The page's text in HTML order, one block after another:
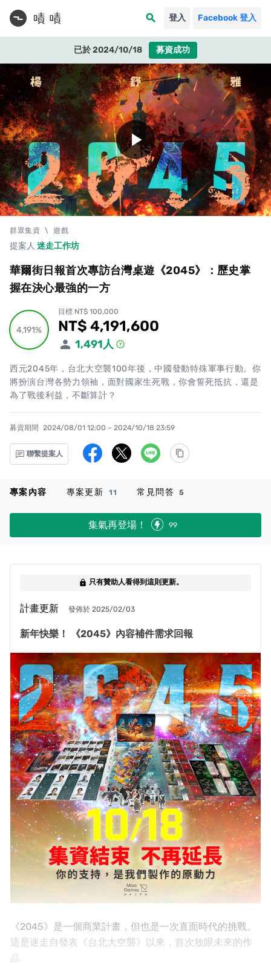
search 登入 Facebook 登入
已於 2024/10/18 募資成功
play_arrow
群眾集資 \ 遊戲
提案人 迷走工作坊
華爾街日報首次專訪台灣桌遊《2045》：歷史掌
握在決心最強的一方
4,191%
4,191%
目標 NT$ 100,000
累計集資金額
NT$ 4,191,600
1,491人
西元2045年，台北大空襲100年後，中國發動特殊軍事行動。你
將扮演台灣各勢力領袖，面對國家生死戰，你會誓死抵抗，還是
為了戰後利益，不斷算計？
募資期間 2024/08/01 12:00 – 2024/10/18 23:59
聯繫提案人
專案內容 專案更新 11 常見問答 5
集氣再登場！ 99
lock 只有贊助人看得到這則更新。
計畫更新 發佈於 2025/02/03
新年快樂！ 《2045》內容補件需求回報
《2045》是一個商業計畫，但也是一次直面時代的挑戰。​
這是迷走自發表《台北大空襲》以來，首次放眼未來的作
品。